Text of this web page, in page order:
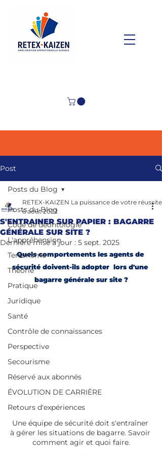
Post
Posts du Blog
Code de déontologie
L'appréhension
Terrorisme
Théorie
Pratique
Juridique
Santé
Contrôle de connaissances
Perspective
Secourisme
Réservé aux abonnés
ÉVOLUTION DE CARRIÈRE
Retours d'expériences
Posts du Blog
S'ENTRAINER SUR PAPIER : BAGARRE
GÉNÉRALE SUR SITE ?
RETEX-KAIZEN La puissance de votre réussite
6 août 2022
Dernière mise à jour : 5 sept. 2025
Quels comportements les agents de
sécurité doivent-ils adopter  lors d'une
bagarre générale sur site ?
Une équipe de sécurité doit s'entraîner
à gérer les situations de bagarre. Savoir
comment agir et quoi faire.